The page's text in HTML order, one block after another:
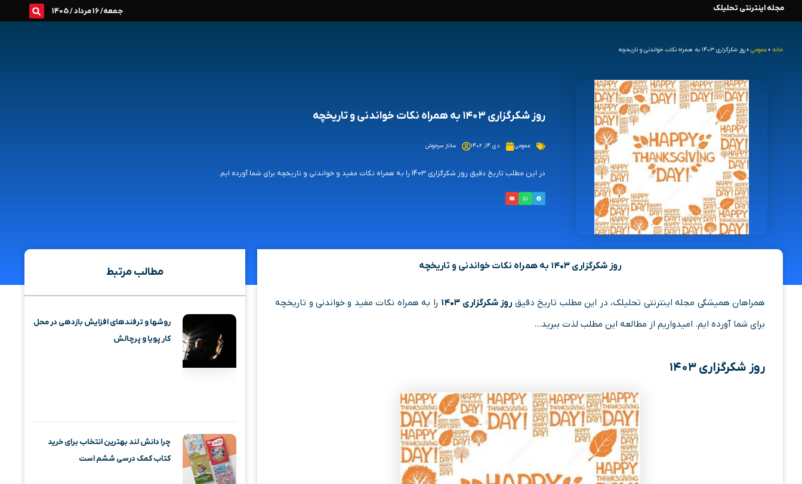
محتوا
مجله اینترنتی تحلیلک جمعه/ 16 مرداد / 1405
خانه » عمومی » روز شکرگزاری ۱۴۰۳ به همراه نکات خواندنی و تاریخچه
روز شکرگزاری ۱۴۰۳ به همراه نکات خواندنی و تاریخچه
عمومی دی ۱۴, ۱۴۰۲ ساناز سرخوش
در این مطلب تاریخ دقیق روز شکرگزاری 1403 را به همراه نکات مفید و خواندنی و تاریخچه برای شما آورده ایم.
روز شکرگزاری ۱۴۰۳ به همراه نکات خواندنی و تاریخچه
همراهان همیشگی مجله اینترنتی تحلیلک، در این مطلب تاریخ دقیق روز شکرگزاری ۱۴۰۳
را به همراه نکات مفید و خواندنی و تاریخچه
برای شما آورده ایم. امیدواریم از مطالعه این مطلب لذت ببرید…
روز شکرگزاری ۱۴۰۳
مطالب مرتبط
روشها و ترفندهای افزایش بازدهی در محل
کار پویا و پرچالش
چرا دانش لند بهترین انتخاب برای خرید
کتاب کمک درسی ششم است